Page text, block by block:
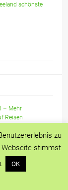
schönste
– Mehr
Reisen
zu
stimmst
OK